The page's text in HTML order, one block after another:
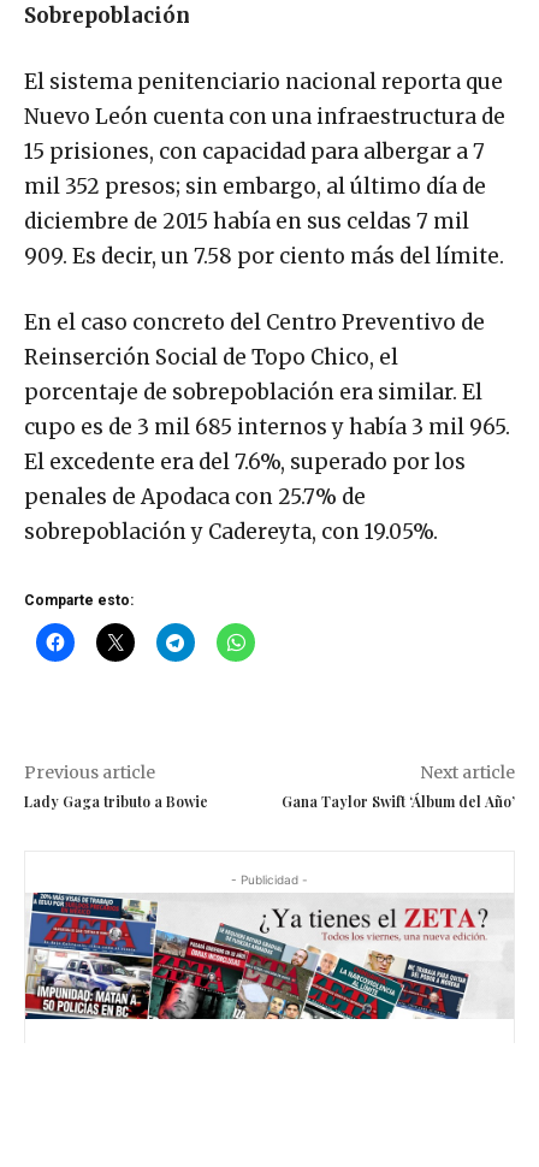
Sobrepoblación
El sistema penitenciario nacional reporta que
Nuevo León cuenta con una infraestructura de
15 prisiones, con capacidad para albergar a 7
mil 352 presos; sin embargo, al último día de
diciembre de 2015 había en sus celdas 7 mil
909. Es decir, un 7.58 por ciento más del límite.
En el caso concreto del Centro Preventivo de
Reinserción Social de Topo Chico, el
porcentaje de sobrepoblación era similar. El
cupo es de 3 mil 685 internos y había 3 mil 965.
El excedente era del 7.6%, superado por los
penales de Apodaca con 25.7% de
sobrepoblación y Cadereyta, con 19.05%.
Comparte esto:
Previous article
Lady Gaga tributo a Bowie
Next article
Gana Taylor Swift ‘Álbum del Año’
- Publicidad -